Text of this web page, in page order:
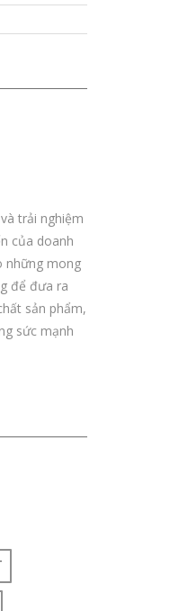
trải nghiệm
của doanh
những mong
để đưa ra
sản phẩm,
sức mạnh